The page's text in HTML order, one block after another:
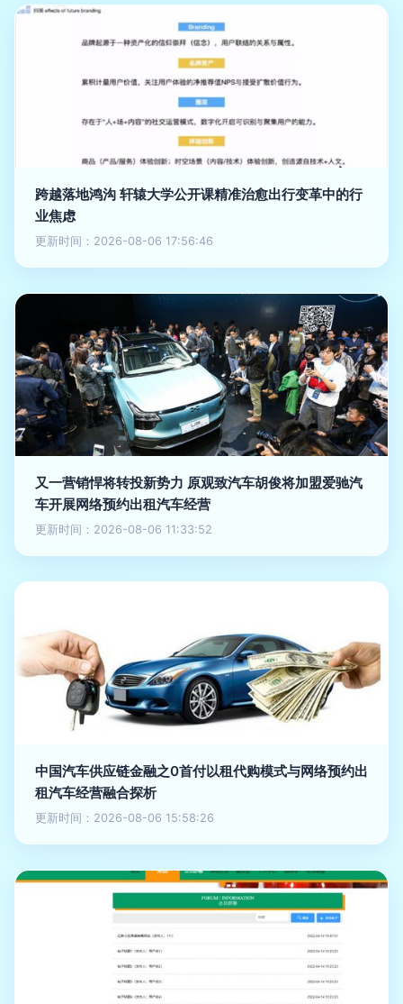
跨越落地鸿沟 轩辕大学公开课精准治愈出行变革中的行
业焦虑
更新时间：2026-08-06 17:56:46
又一营销悍将转投新势力 原观致汽车胡俊将加盟爱驰汽
车开展网络预约出租汽车经营
更新时间：2026-08-06 11:33:52
中国汽车供应链金融之0首付以租代购模式与网络预约出
租汽车经营融合探析
更新时间：2026-08-06 15:58:26